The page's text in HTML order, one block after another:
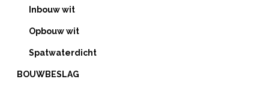
Inbouw wit
Opbouw wit
Spatwaterdicht
BOUWBESLAG